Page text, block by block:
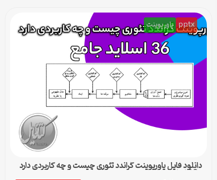
pptx پاورپوینت
دانلود فایل پاورپوینت گراندد تئوری چیست و چه کاربردی دارد